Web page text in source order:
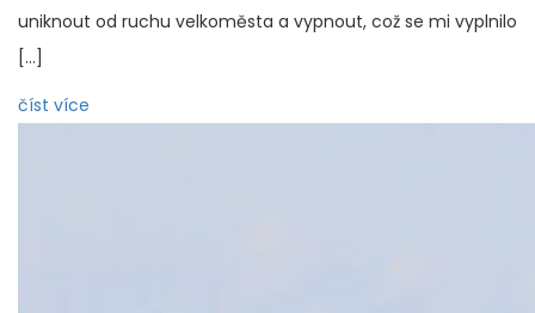
uniknout od ruchu velkoměsta a vypnout, což se mi vyplnilo
[…]
číst více